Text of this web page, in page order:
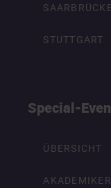
STUTTGART
Special-
ÜBERSICHT
AKADEMIKER